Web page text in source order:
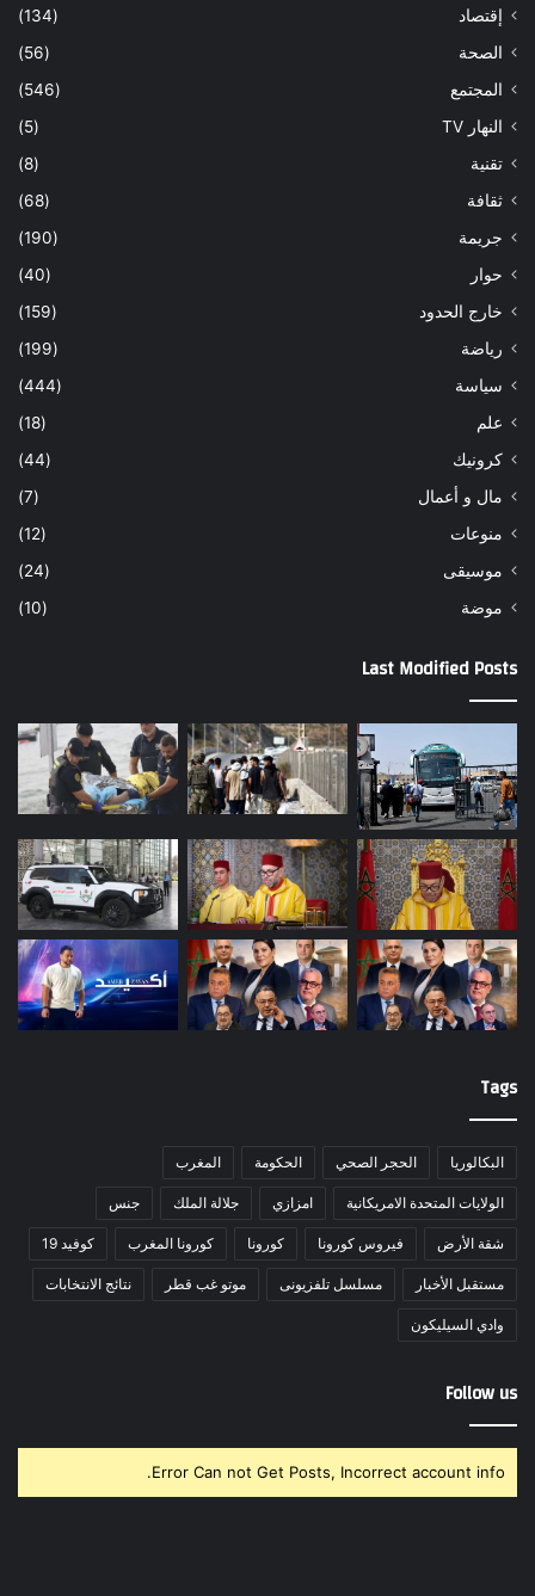
إقتصاد
(134)
الصحة
(56)
المجتمع
(546)
النهار TV
(5)
تقنية
(8)
ثقافة
(68)
جريمة
(190)
حوار
(40)
خارج الحدود
(159)
رياضة
(199)
سياسة
(444)
علم
(18)
كرونيك
(44)
مال و أعمال
(7)
منوعات
(12)
موسيقى
(24)
موضة
(10)
Last Modified Posts
Tags
البكالوريا الحجر الصحي الحكومة المغرب
الولايات المتحدة الامريكانية امزازي جلالة الملك جنس
شقة الأرض فيروس كورونا كورونا كورونا المغرب كوفيد 19
مستقبل الأخبار مسلسل تلفزيونى موتو غب قطر نتائج الانتخابات
وادي السيليكون
Follow us
Error Can not Get Posts, Incorrect account info.